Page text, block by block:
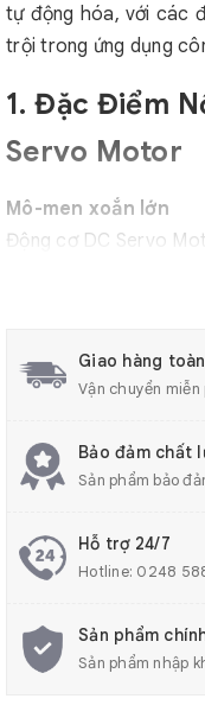
tự động hóa, với các
trội trong ứng dụng
1. Đặc Điểm
Servo Motor
Mô-men xoắn lớn
Động cơ DC Servo
từ tiên tiến, giúp tối
mạnh mẽ và bền bỉ.
Chất lượng của
dụng các vật liệu lõi
hoạt động liên tục
cố về nhiệt hay hiệu
Giao hàng
Vận chuyển miễn
Bảo đảm chất
Sản phẩm bảo
Hỗ trợ 24/7
Hotline: 0248
Sản phẩm
Sản phẩm nhập